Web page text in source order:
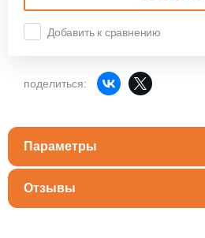
Добавить к сравнению
поделиться:
Параметры
Отзывы